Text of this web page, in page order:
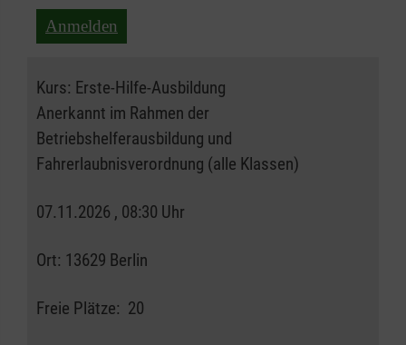
Anmelden
Kurs: Erste-Hilfe-Ausbildung
Anerkannt im Rahmen der
Betriebshelferausbildung und
Fahrerlaubnisverordnung (alle Klassen)
07.11.2026 , 08:30 Uhr
Ort: 13629 Berlin
Freie Plätze: 20